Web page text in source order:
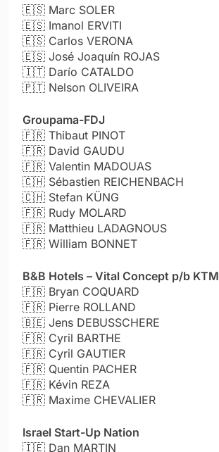
🇪🇸 Marc SOLER
🇪🇸 Imanol ERVITI
🇪🇸 Carlos VERONA
🇪🇸 José Joaquín ROJAS
🇮🇹 Darío CATALDO
🇵🇹 Nelson OLIVEIRA
Groupama-FDJ
🇫🇷 Thibaut PINOT
🇫🇷 David GAUDU
🇫🇷 Valentin MADOUAS
🇨🇭 Sébastien REICHENBACH
🇨🇭 Stefan KÜNG
🇫🇷 Rudy MOLARD
🇫🇷 Matthieu LADAGNOUS
🇫🇷 William BONNET
B&B Hotels – Vital Concept p/b KTM
🇫🇷 Bryan COQUARD
🇫🇷 Pierre ROLLAND
🇧🇪 Jens DEBUSSCHERE
🇫🇷 Cyril BARTHE
🇫🇷 Cyril GAUTIER
🇫🇷 Quentin PACHER
🇫🇷 Kévin REZA
🇫🇷 Maxime CHEVALIER
Israel Start-Up Nation
🇮🇪 Dan MARTIN